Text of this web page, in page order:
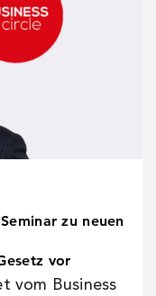
zu neuen
vor
vom Business